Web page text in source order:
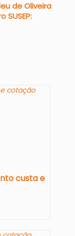
de Oliveira
SUSEP:
custa e